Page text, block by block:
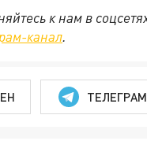
к нам в
канал.
ТЕЛЕГРАМ